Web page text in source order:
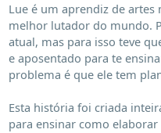
Lue é um aprendiz de artes
melhor lutador do mundo.
atual, mas para isso teve
e aposentado para te
problema é que ele tem
Esta história foi criada
para ensinar como